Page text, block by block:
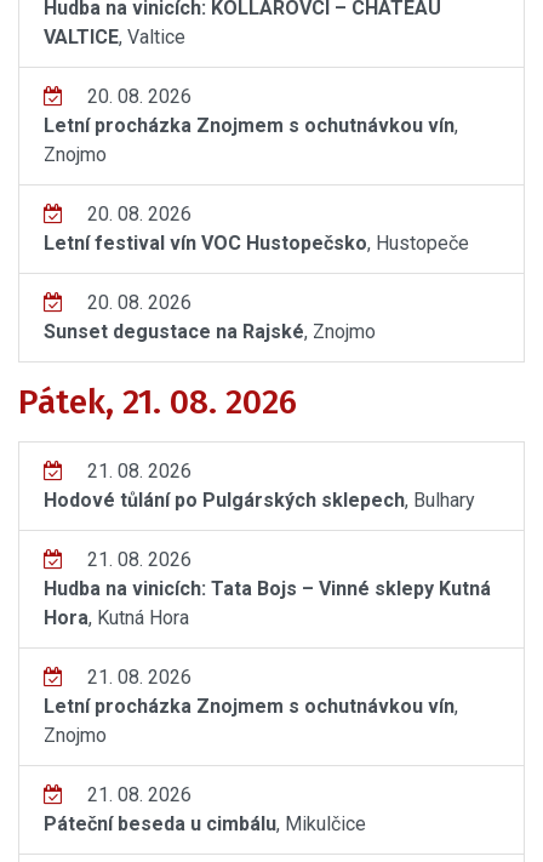
Hudba na vinicích: KOLLÁROVCI – CHÂTEAU
VALTICE, Valtice
20. 08. 2026
Letní procházka Znojmem s ochutnávkou vín,
Znojmo
20. 08. 2026
Letní festival vín VOC Hustopečsko, Hustopeče
20. 08. 2026
Sunset degustace na Rajské, Znojmo
Pátek, 21. 08. 2026
21. 08. 2026
Hodové tůlání po Pulgárských sklepech, Bulhary
21. 08. 2026
Hudba na vinicích: Tata Bojs – Vinné sklepy Kutná
Hora, Kutná Hora
21. 08. 2026
Letní procházka Znojmem s ochutnávkou vín,
Znojmo
21. 08. 2026
Páteční beseda u cimbálu, Mikulčice